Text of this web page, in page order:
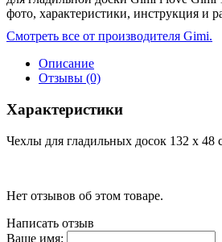
фото, характеристики, инструкция и
Смотреть все от производителя Gimi.
Описание
Отзывы (0)
Характеристики
Чехлы для гладильных досок 132 х 48
Нет отзывов об этом товаре.
Написать отзыв
Ваше имя: